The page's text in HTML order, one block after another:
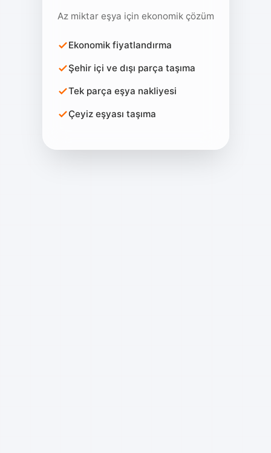
Az miktar eşya için ekonomik çözüm
Ekonomik fiyatlandırma
Şehir içi ve dışı parça taşıma
Tek parça eşya nakliyesi
Çeyiz eşyası taşıma